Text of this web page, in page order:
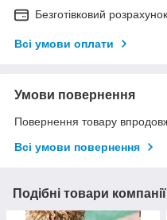
Безготівковий розрахунок
Всі умови оплати
Умови повернення
Повернення товару
Всі умови повернення
Подібні товари компанії